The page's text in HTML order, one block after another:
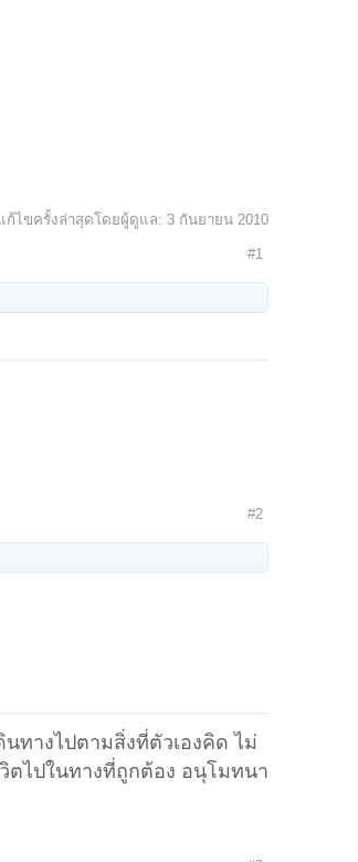
ก้ไขครั้งล่าสุดโดยผู้ดูแล: 3 กันยายน 2010
#1
#2
ทางไปตามสิ่งที่ตัวเองคิด ไม่
ตไปในทางที่ถูกต้อง อนุโมทนา